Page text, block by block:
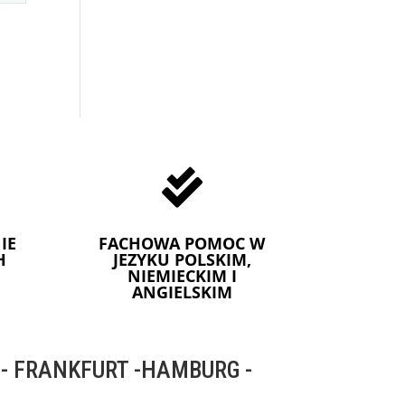

FACHOWA POMOC W
JEZYKU POLSKIM,
NIEMIECKIM I
ANGIELSKIM
FRANKFURT -HAMBURG -